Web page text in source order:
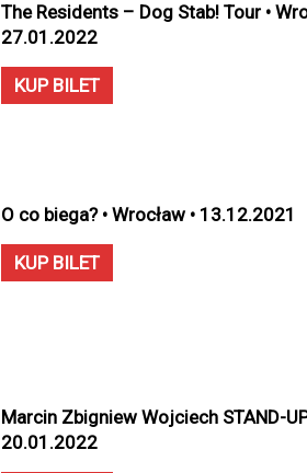
The Residents – Dog Stab! Tour •
27.01.2022
KUP BILET
O co biega? • Wrocław • 13.12.2021
KUP BILET
Marcin Zbigniew Wojciech STAND-UP
20.01.2022